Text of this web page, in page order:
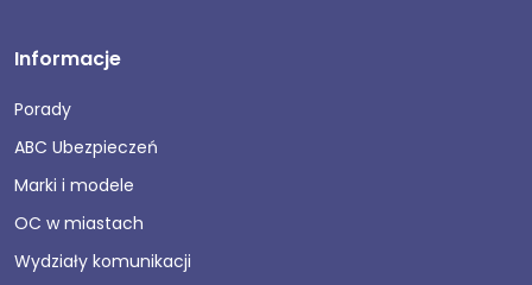
Informacje
Porady
ABC Ubezpieczeń
Marki i modele
OC w miastach
Wydziały komunikacji